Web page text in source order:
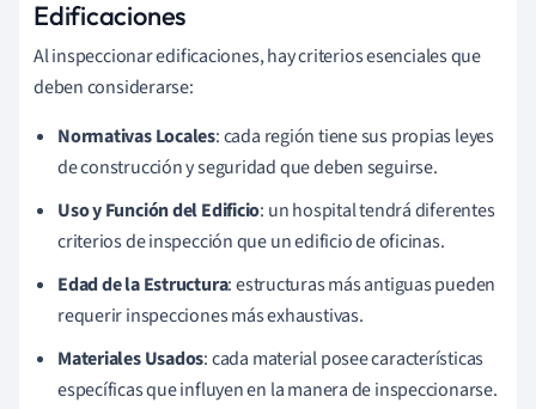
Edificaciones
Al inspeccionar edificaciones, hay criterios esenciales que
deben considerarse:
Normativas Locales: cada región tiene sus propias leyes
de construcción y seguridad que deben seguirse.
Uso y Función del Edificio: un hospital tendrá diferentes
criterios de inspección que un edificio de oficinas.
Edad de la Estructura: estructuras más antiguas pueden
requerir inspecciones más exhaustivas.
Materiales Usados: cada material posee características
específicas que influyen en la manera de inspeccionarse.